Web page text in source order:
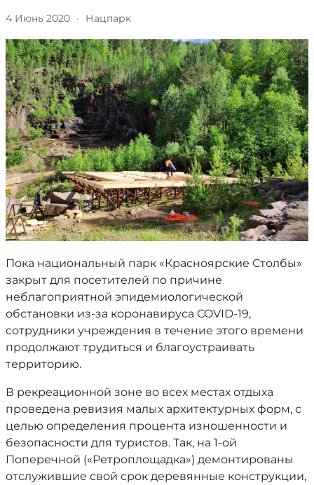
4 Июнь 2020 · Нацпарк
Пока национальный парк «Красноярские Столбы»
закрыт для посетителей по причине
неблагоприятной эпидемиологической
обстановки из-за коронавируса COVID-19,
сотрудники учреждения в течение этого времени
продолжают трудиться и благоустраивать
территорию.
В рекреационной зоне во всех местах отдыха
проведена ревизия малых архитектурных форм, с
целью определения процента изношенности и
безопасности для туристов. Так, на 1-ой
Поперечной («Ретроплощадка») демонтированы
отслужившие свой срок деревянные конструкции,